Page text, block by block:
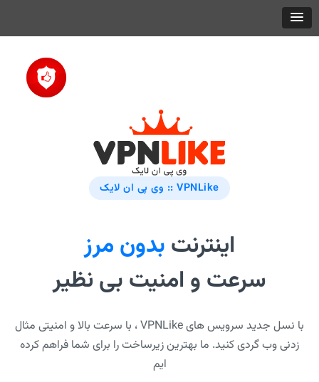
VPNLike :: وی پی ان لایک
اینترنت بدون مرز
سرعت و امنیت بی نظیر
با نسل جدید سرویس های VPNLike ، با سرعت بالا و امنیتی مثال
زدنی وب گردی کنید. ما بهترین زیرساخت را برای شما فراهم کرده
ایم